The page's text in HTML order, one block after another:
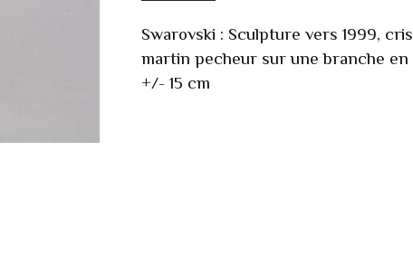
Swarovski : Sculpture vers 1999,
martin pecheur sur une branche en
+/- 15 cm